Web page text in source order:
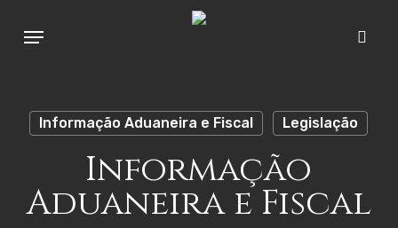
Menu
Informação Aduaneira e Fiscal Legislação
Informação
Aduaneira e Fiscal